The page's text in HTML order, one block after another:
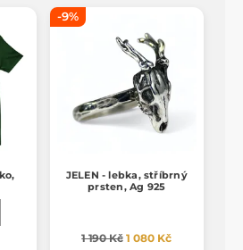
-9%
JELEN - lebka, stříbrný
prsten, Ag 925
1 190 Kč 1 080 Kč